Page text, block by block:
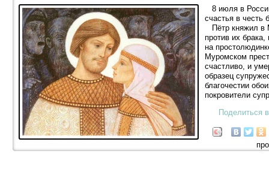
8 июля в
счастья в честь
Пётр княжил в
против их
на
Муромском
счастливо, и
образец
благочестии
покровители
Поделиться